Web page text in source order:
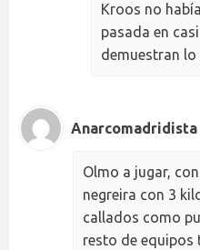
Kroos no
pasada en
demuestran
Anarcomadridista
Olmo a jugar,
negreira con 3
callados como
resto de